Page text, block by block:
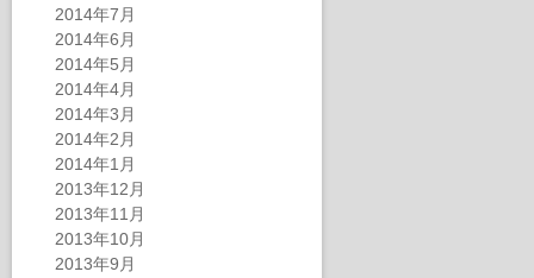
2014年7月
2014年6月
2014年5月
2014年4月
2014年3月
2014年2月
2014年1月
2013年12月
2013年11月
2013年10月
2013年9月